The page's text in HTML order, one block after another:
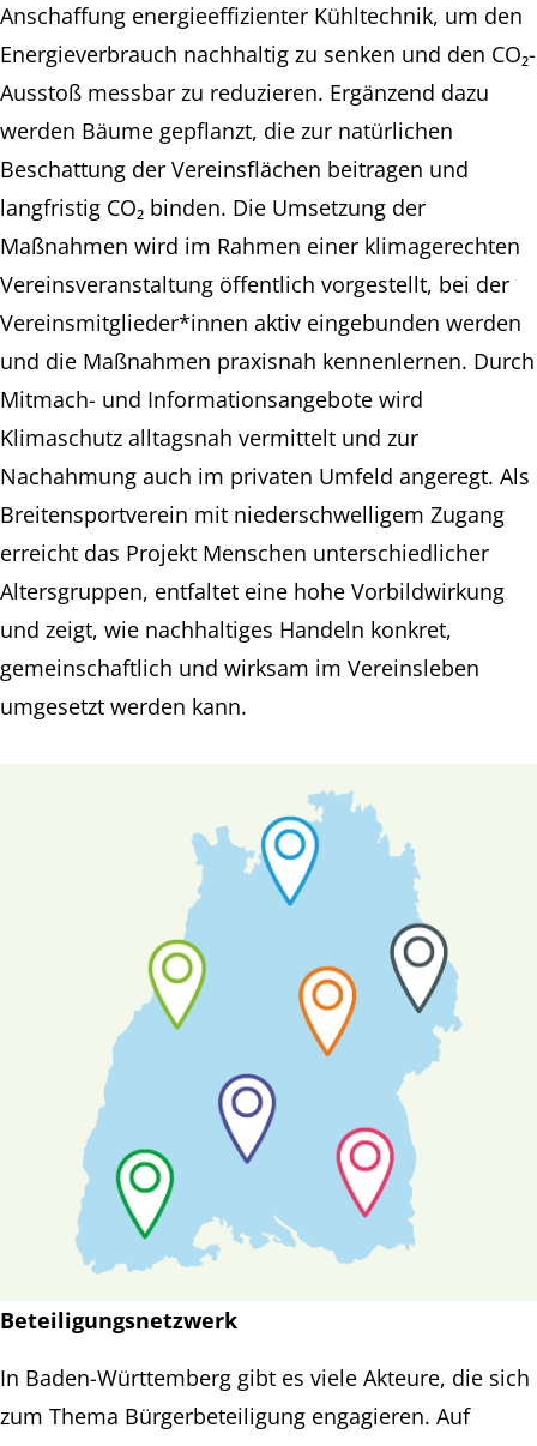
Anschaffung energieeffizienter Kühltechnik, um den
Energieverbrauch nachhaltig zu senken und den CO₂-
Ausstoß messbar zu reduzieren. Ergänzend dazu
werden Bäume gepflanzt, die zur natürlichen
Beschattung der Vereinsflächen beitragen und
langfristig CO₂ binden. Die Umsetzung der
Maßnahmen wird im Rahmen einer klimagerechten
Vereinsveranstaltung öffentlich vorgestellt, bei der
Vereinsmitglieder*innen aktiv eingebunden werden
und die Maßnahmen praxisnah kennenlernen. Durch
Mitmach- und Informationsangebote wird
Klimaschutz alltagsnah vermittelt und zur
Nachahmung auch im privaten Umfeld angeregt. Als
Breitensportverein mit niederschwelligem Zugang
erreicht das Projekt Menschen unterschiedlicher
Altersgruppen, entfaltet eine hohe Vorbildwirkung
und zeigt, wie nachhaltiges Handeln konkret,
gemeinschaftlich und wirksam im Vereinsleben
umgesetzt werden kann.
Beteiligungsnetzwerk
In Baden-Württemberg gibt es viele Akteure, die sich
zum Thema Bürgerbeteiligung engagieren. Auf